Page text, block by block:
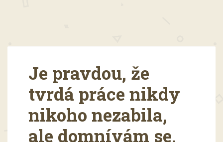
Je pravdou, že
tvrdá práce nikdy
nikoho nezabila,
ale domnívám se,